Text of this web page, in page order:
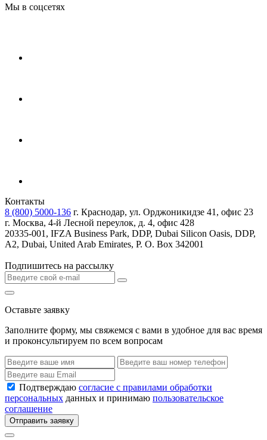
Мы в соцсетях
Контакты
8 (800) 5000-136 г. Краснодар, ул. Орджоникидзе 41, офис 23
г. Москва, 4-й Лесной переулок, д. 4, офис 428
20335-001, IFZA Business Park, DDP, Dubai Silicon Oasis, DDP,
A2, Dubai, United Arab Emirates, P. O. Box 342001
Подпишитесь на рассылку
Оставьте заявку
Заполните форму, мы свяжемся с вами в удобное для вас время
и проконсультируем по всем вопросам
Подтверждаю согласие с правилами обработки
персональных данных и принимаю пользовательское
соглашение
Отправить заявку